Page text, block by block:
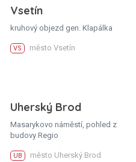
Vsetín
kruhový objezd gen. Klapálka
VS město Vsetín
Uherský Brod
Masarykovo náměstí, pohled z
budovy Regio
UB město Uherský Brod